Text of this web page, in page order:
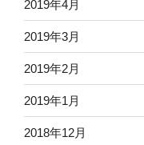
2019年4月
2019年3月
2019年2月
2019年1月
2018年12月